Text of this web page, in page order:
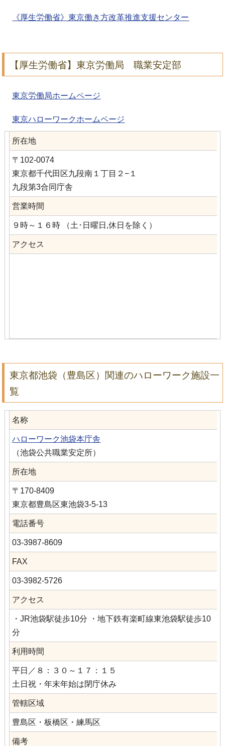
《厚生労働省》東京働き方改革推進支援センター
【厚生労働省】東京労働局 職業安定部
東京労働局ホームページ
東京ハローワークホームページ
所在地
〒102-0074
東京都千代田区九段南１丁目２−１
九段第3合同庁舎
営業時間
９時～１６時 （土･日曜日,休日を除く）
アクセス
東京都池袋（豊島区）関連のハローワーク施設一
覧
名称
ハローワーク池袋本庁舎
（池袋公共職業安定所）
所在地
〒170-8409
東京都豊島区東池袋3-5-13
電話番号
03-3987-8609
FAX
03-3982-5726
アクセス
・JR池袋駅徒歩10分 ・地下鉄有楽町線東池袋駅徒歩10
分
利用時間
平日／８：３０～１７：１５
土日祝・年末年始は閉庁休み
管轄区域
豊島区・板橋区・練馬区
備考